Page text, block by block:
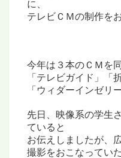
に、
テレビＣＭの制作を
今年は３本のＣＭを
「テレビガイド」「
「ウィダーインゼリー
先日、映像系の学生
ている と
お伝えしましたが、
撮影をおこなってい